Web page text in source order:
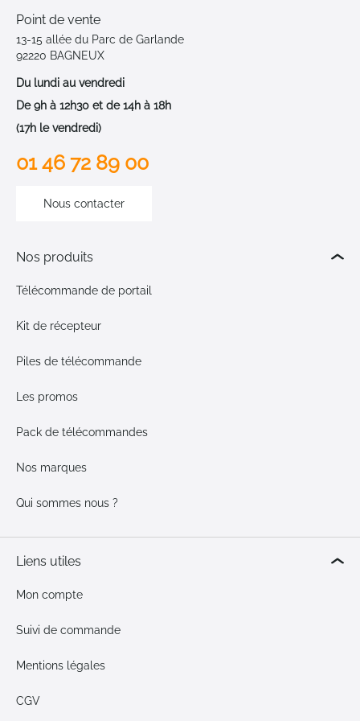
Point de vente
13-15 allée du Parc de Garlande
92220 BAGNEUX
Du lundi au vendredi
De 9h à 12h30 et de 14h à 18h
(17h le vendredi)
01 46 72 89 00
Nous contacter
Nos produits
Télécommande de portail
Kit de récepteur
Piles de télécommande
Les promos
Pack de télécommandes
Nos marques
Qui sommes nous ?
Liens utiles
Mon compte
Suivi de commande
Mentions légales
CGV